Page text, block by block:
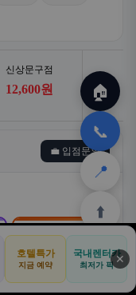
💼 입점문의
🎁
테무
초저가·무료배송
🛒
쿠팡
🎁
테무
🏠
📞
📍
⬆️
🚐
기사등록
🛒
아마존
호텔특가
지금 예약
국내렌터카
최저가 픽 ✕